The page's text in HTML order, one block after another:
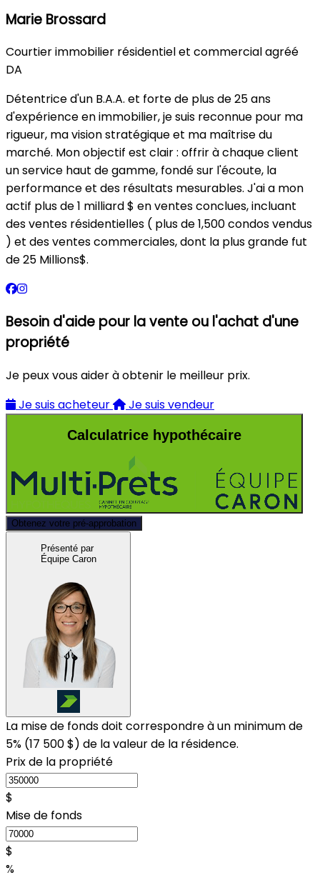
Marie Brossard
Courtier immobilier résidentiel et commercial agréé
DA
Détentrice d'un B.A.A. et forte de plus de 25 ans
d'expérience en immobilier, je suis reconnue pour ma
rigueur, ma vision stratégique et ma maîtrise du
marché. Mon objectif est clair : offrir à chaque client
un service haut de gamme, fondé sur l'écoute, la
performance et des résultats mesurables. J'ai a mon
actif plus de 1 milliard $ en ventes conclues, incluant
des ventes résidentielles ( plus de 1,500 condos vendus
) et des ventes commerciales, dont la plus grande fut
de 25 Millions$.
Besoin d'aide pour la vente ou l'achat d'une
propriété
Je peux vous aider à obtenir le meilleur prix.
Je suis acheteur
Je suis vendeur
Calculatrice hypothécaire
Obtenez votre pré-approbation
Présenté par
Équipe Caron
La mise de fonds doit correspondre à un minimum de
5% (17 500 $) de la valeur de la résidence.
Prix de la propriété
$
Mise de fonds
$
%